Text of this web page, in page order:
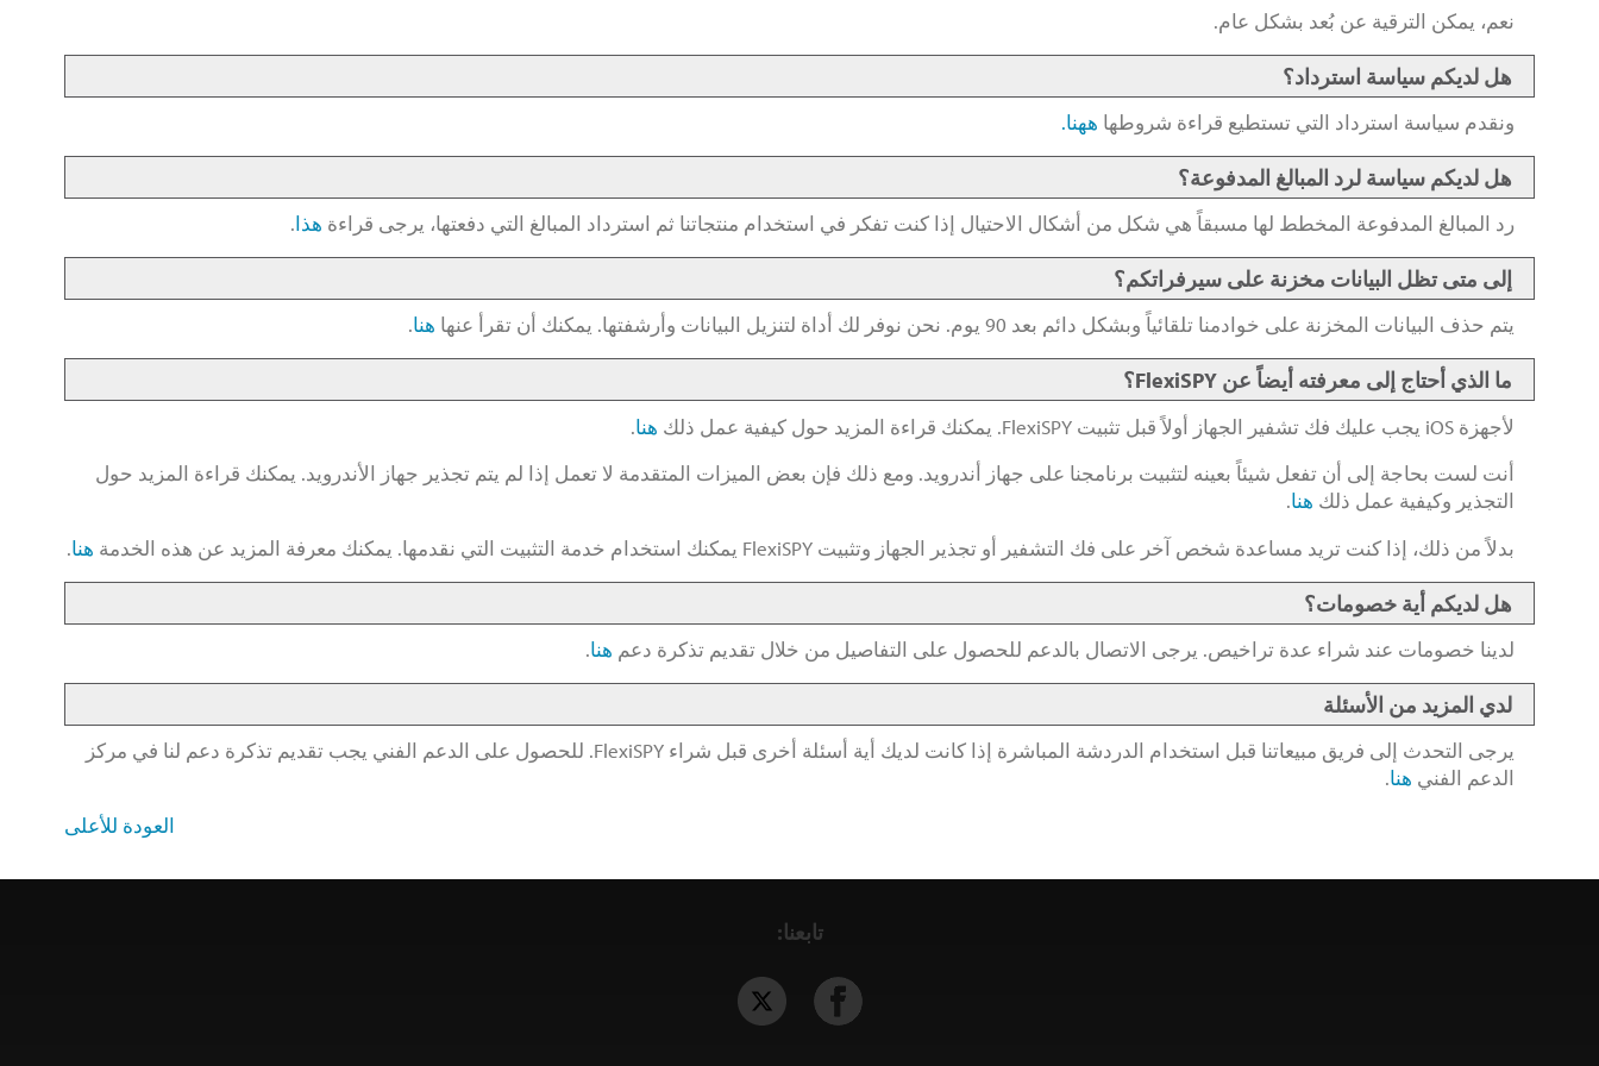
نعم، يمكن الترقية عن بُعد بشكل عام.
هل لديكم سياسة استرداد؟
ونقدم سياسة استرداد التي تستطيع قراءة شروطها ههنا.
هل لديكم سياسة لرد المبالغ المدفوعة؟
رد المبالغ المدفوعة المخطط لها مسبقاً هي شكل من أشكال الاحتيال إذا كنت تفكر في استخدام منتجاتنا ثم استرداد المبالغ التي دفعتها، يرجى قراءة هذا.
إلى متى تظل البيانات مخزنة على سيرفراتكم؟
يتم حذف البيانات المخزنة على خوادمنا تلقائياً وبشكل دائم بعد 90 يوم. نحن نوفر لك أداة لتنزيل البيانات وأرشفتها. يمكنك أن تقرأ عنها هنا.
ما الذي أحتاج إلى معرفته أيضاً عن FlexiSPY؟
لأجهزة iOS يجب عليك فك تشفير الجهاز أولاً قبل تثبيت FlexiSPY. يمكنك قراءة المزيد حول كيفية عمل ذلك هنا.
أنت لست بحاجة إلى أن تفعل شيئاً بعينه لتثبيت برنامجنا على جهاز أندرويد. ومع ذلك فإن بعض الميزات المتقدمة لا تعمل إذا لم يتم تجذير جهاز الأندرويد. يمكنك قراءة المزيد حول
التجذير وكيفية عمل ذلك هنا.
بدلاً من ذلك، إذا كنت تريد مساعدة شخص آخر على فك التشفير أو تجذير الجهاز وتثبيت FlexiSPY يمكنك استخدام خدمة التثبيت التي نقدمها. يمكنك معرفة المزيد عن هذه الخدمة
هنا.
هل لديكم أية خصومات؟
لدينا خصومات عند شراء عدة تراخيص. يرجى الاتصال بالدعم للحصول على التفاصيل من خلال تقديم تذكرة دعم هنا.
لدي المزيد من الأسئلة
يرجى التحدث إلى فريق مبيعاتنا قبل استخدام الدردشة المباشرة إذا كانت لديك أية أسئلة أخرى قبل شراء FlexiSPY. للحصول على الدعم الفني يجب تقديم تذكرة دعم لنا في مركز
الدعم الفني هنا.
العودة للأعلى
تابعنا: